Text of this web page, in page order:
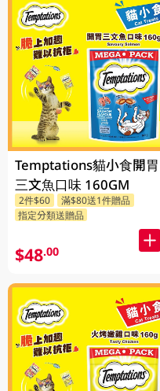
Temptations貓小食開胃
三文魚口味 160GM
2件$60
滿$80送1件贈品
指定分類送贈品
$48.00